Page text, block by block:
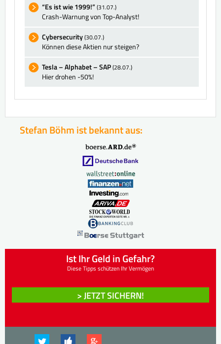
“Es ist wie 1999!”(31.07.)
Crash-Warnung von Top-Analyst!
Cybersecurity(30.07.)
Können diese Aktien nur steigen?
Tesla – Alphabet – SAP(28.07.)
Hier drohen -50%!
Stefan Böhm ist bekannt aus:
Ist Ihr Geld in Gefahr?
Diese Tipps schützen Ihr Vermögen
> JETZT SICHERN!